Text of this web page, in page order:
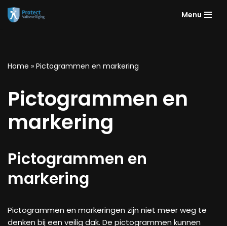
inhoud
Menu
Home » Pictogrammen en markering
Pictogrammen en
markering
Pictogrammen en
markering
Pictogrammen en markeringen zijn niet meer weg te
denken bij een veilig dak. De pictogrammen kunnen